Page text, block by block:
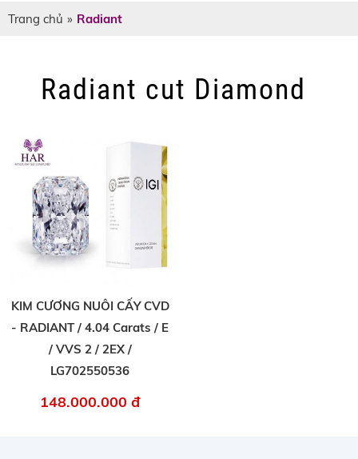
Trang chủ » Radiant
Radiant cut Diamond
KIM CƯƠNG NUÔI CẤY CVD
- RADIANT / 4.04 Carats / E
/ VVS 2 / 2EX /
LG702550536
148.000.000 đ